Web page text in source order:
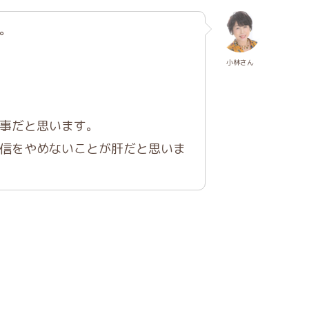
小林さん
だと思います。
をやめないことが肝だと思いま